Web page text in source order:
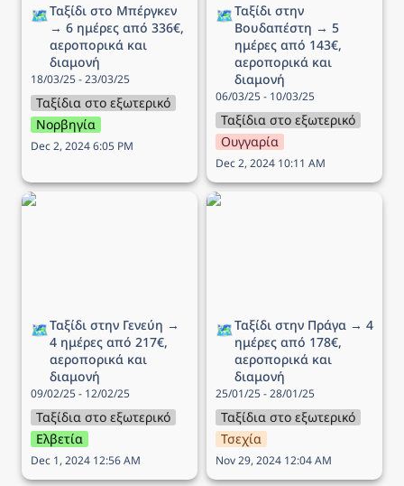
🗺️Ταξίδι στo Μπέργκεν
→ 6 ημέρες από 336€,
αεροπορικά και
διαμονή
18/03/25 - 23/03/25
Ταξίδια στο εξωτερικό
Νορβηγία
Dec 2, 2024 6:05 PM
🗺️Ταξίδι στην
Βουδαπέστη → 5
ημέρες από 143€,
αεροπορικά και
διαμονή
06/03/25 - 10/03/25
Ταξίδια στο εξωτερικό
Ουγγαρία
Dec 2, 2024 10:11 AM
Ταξίδι στην Γενεύη → 4
🗺️Ταξίδι στην Γενεύη →
4 ημέρες από 217€,
αεροπορικά και
διαμονή
09/02/25 - 12/02/25
Ταξίδια στο εξωτερικό
Ελβετία
Dec 1, 2024 12:56 AM
Ταξίδι στην Πράγα → 4
🗺️Ταξίδι στην Πράγα → 4
ημέρες από 178€,
αεροπορικά και
διαμονή
25/01/25 - 28/01/25
Ταξίδια στο εξωτερικό
Τσεχία
Nov 29, 2024 12:04 AM